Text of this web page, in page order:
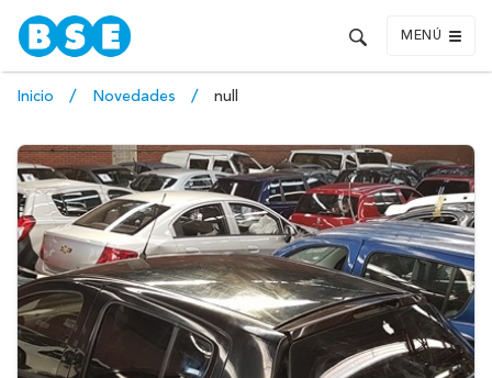
MENÚ
Inicio Novedades null